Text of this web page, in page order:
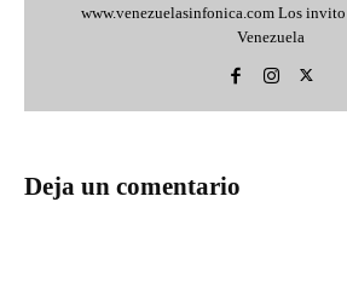
www.venezuelasinfonica.com Los invito
Venezuela
Deja un comentario